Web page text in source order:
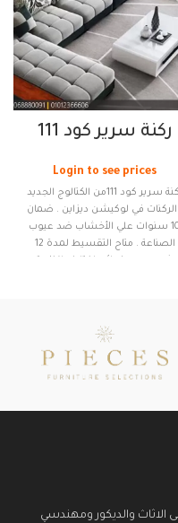
ركنة سرير كود 111
Login to see prices
ركنة سرير كود 111من الكتالوج الجديد
الركنات في لوكيشن ديزاين . ضمان
10 سنوات علي الأخشاب ضد عيوب
الصناعة . متاح التقسيط لمدة 12
مدينة نصر
والديكور ومهندسي